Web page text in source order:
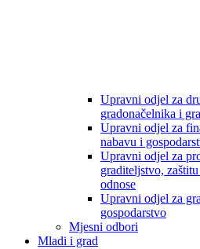
Upravni odjel za
gradonačelnika i
Upravni odjel za
nabavu i
Upravni odjel za
graditeljstvo,
odnose
Upravni odjel za
gospodarstvo
Mjesni odbori
Mladi i grad